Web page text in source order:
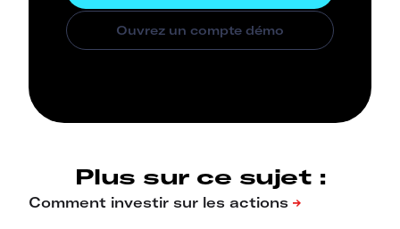
Plus sur ce sujet :